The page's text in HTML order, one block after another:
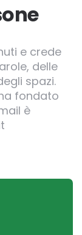
e crede
delle
spazi.
fondato
è